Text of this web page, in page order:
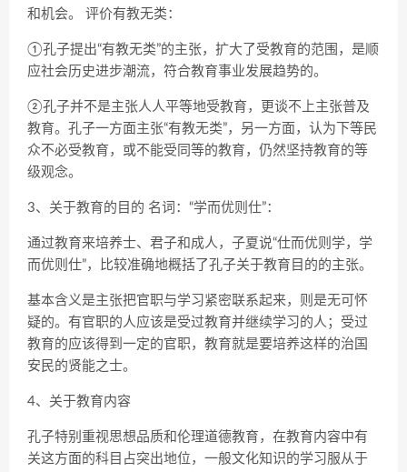
和机会。 评价有教无类：
①孔子提出“有教无类”的主张，扩大了受教育的范围，是顺
应社会历史进步潮流，符合教育事业发展趋势的。
②孔子并不是主张人人平等地受教育，更谈不上主张普及
教育。孔子一方面主张“有教无类”，另一方面，认为下等民
众不必受教育，或不能受同等的教育，仍然坚持教育的等
级观念。
3、关于教育的目的 名词：“学而优则仕”：
通过教育来培养士、君子和成人，子夏说“仕而优则学，学
而优则仕”，比较准确地概括了孔子关于教育目的的主张。
基本含义是主张把官职与学习紧密联系起来，则是无可怀
疑的。有官职的人应该是受过教育并继续学习的人；受过
教育的应该得到一定的官职，教育就是要培养这样的治国
安民的贤能之士。
4、关于教育内容
孔子特别重视思想品质和伦理道德教育，在教育内容中有
关这方面的科目占突出地位，一般文化知识的学习服从于